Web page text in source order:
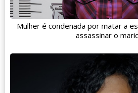
Mulher é condenada por matar a
assassinar o